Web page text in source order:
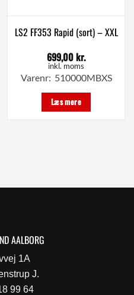
LS2 FF353 Rapid (sort) – XXL
699,00kr.
inkl. moms
Varenr: 510000MBXS
Læs mere
AALBORG
1A
J.
99 64